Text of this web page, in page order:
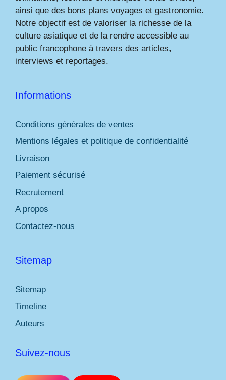
ainsi que des bons plans voyages et gastronomie.
Notre objectif est de valoriser la richesse de la
culture asiatique et de la rendre accessible au
public francophone à travers des articles,
interviews et reportages.
Informations
Conditions générales de ventes
Mentions légales et politique de confidentialité
Livraison
Paiement sécurisé
Recrutement
A propos
Contactez-nous
Sitemap
Sitemap
Timeline
Auteurs
Suivez-nous